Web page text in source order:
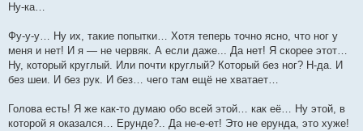
Ну-ка…
Фу-у-у… Ну их, такие попытки… Хотя теперь точно ясно, что ног у
меня и нет! И я — не червяк. А если даже... Да нет! Я скорее этот…
Ну, который круглый. Или почти круглый? Который без ног? Н-да. И
без шеи. И без рук. И без… чего там ещё не хватает…
Голова есть! Я же как-то думаю обо всей этой… как её… Ну этой, в
которой я оказался… Ерунде?.. Да не-е-ет! Это не ерунда, это хуже!